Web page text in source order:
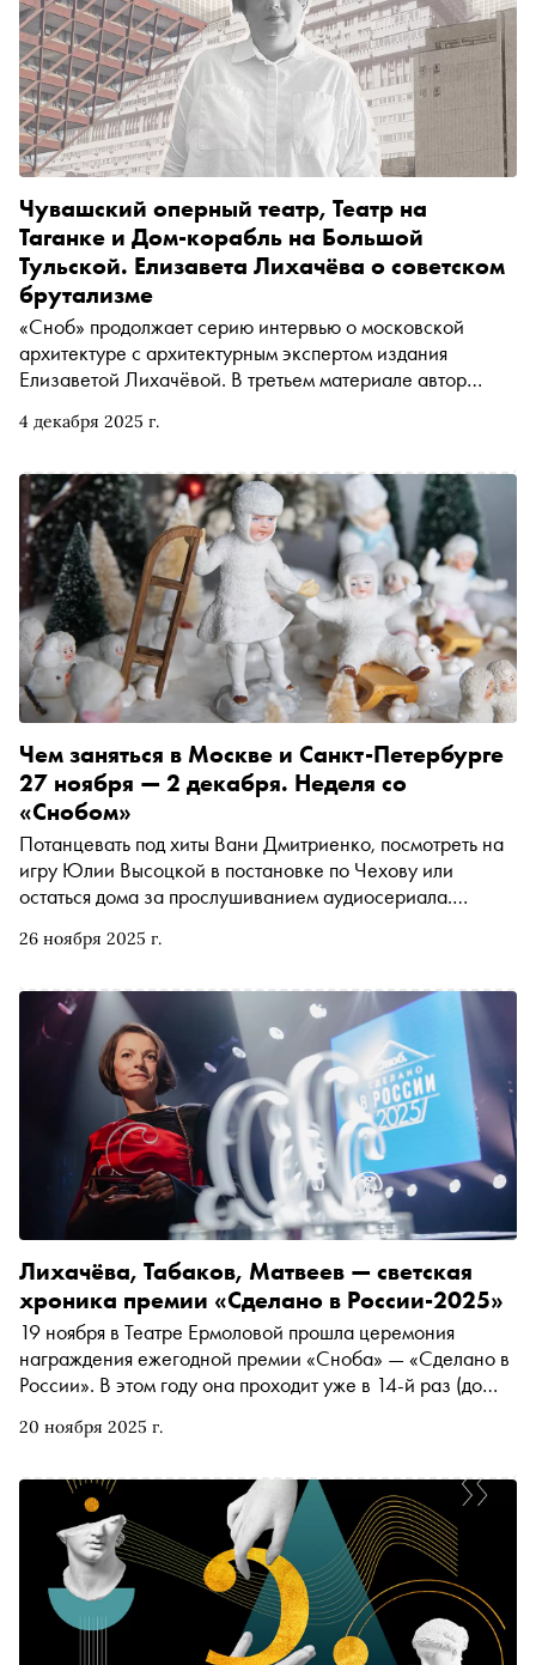
коллекционером Щукиным и почему настоящий меценат
всегда инвестирует в парадигму, а не в конкретный
продукт
4 декабря 2025 г.
Чувашский оперный театр, Театр на
Таганке и Дом-корабль на Большой
Тульской. Елизавета Лихачёва о советском
брутализме
«Сноб» продолжает серию интервью о московской
архитектуре с архитектурным экспертом издания
Елизаветой Лихачёвой. В третьем материале автор
Пушкинского музея о брутализме: от Чувашского театра
Большой Тульской до перевёрнутой пирамиды
Словацкого радио, города Скопье и «Хабитата 67» (а
также его грузинской — как будто бы «дословной» —
копии)
26 ноября 2025 г.
Чем заняться в Москве и Санкт-Петербурге
27 ноября — 2 декабря. Неделя со
«Снобом»
Потанцевать под хиты Вани Дмитриенко, посмотреть на
игру Юлии Высоцкой в постановке по Чехову или
остаться дома за прослушиванием аудиосериала.
ближайшей неделе
20 ноября 2025 г.
Лихачёва, Табаков, Матвеев — светская
хроника премии «Сделано в России-2025»
19 ноября в Театре Ермоловой прошла церемония
награждения ежегодной премии «Сноба» — «Сделано в
России». В этом году она проходит уже в 14-й раз (до
церемонию и что означает её слоган «Живо моё
победителей можно ознакомиться здесь